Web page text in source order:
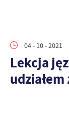
04 - 10 - 2021
Lekcja